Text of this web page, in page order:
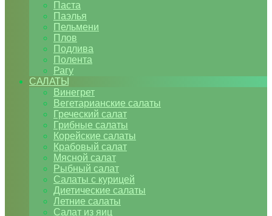
Паста
Паэлья
Пельмени
Плов
Подлива
Полента
Рагу
САЛАТЫ
Винегрет
Вегетарианские салаты
Греческий салат
Грибные салаты
Корейские салаты
Крабовый салат
Мясной салат
Рыбный салат
Салаты с курицей
Диетические салаты
Летние салаты
Салат из яиц